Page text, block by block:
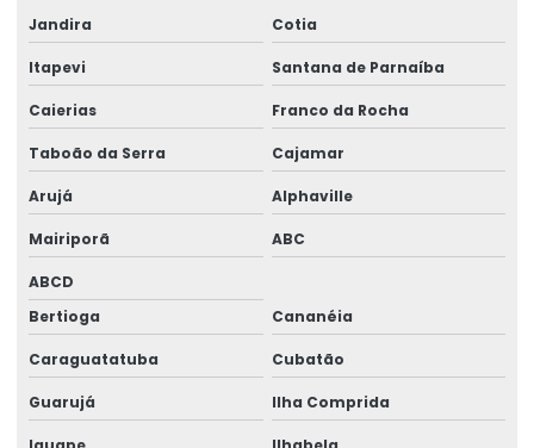
Laudos técnicos engenharia
Modelagem de estrutura
Montagem de estruturas metálicas
Obra Industrial Chave Na Mão
Orçamento De Projeto Estrutural
Orçamento projeto estrutural
Orçamento projeto estrutural metálico
Projeto Alvenaria Estrutural
Jandira Cotia
Itapevi Santana de Parnaíba
Caierias Franco da Rocha
Taboão da Serra Cajamar
Arujá Alphaville
Mairiporã ABC
ABCD
Bertioga
Cananéia
Caraguatatuba Cubatão
Guarujá Ilha Comprida